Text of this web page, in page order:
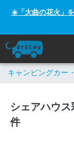
☀️「大曲の花火」
キャンピングカー
シェアハウ
件